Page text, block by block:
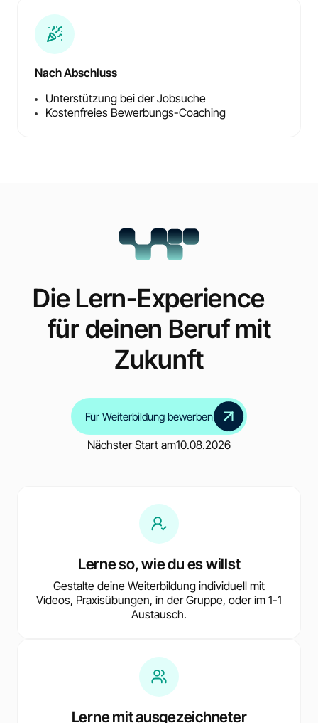
Nach Abschluss
Unterstützung bei der Jobsuche
Kostenfreies Bewerbungs-Coaching
Die Lern-Experience
für deinen Beruf mit
Zukunft
Für Weiterbildung bewerben
Nächster Start am10.08.2026
Lerne so, wie du es willst
Gestalte deine Weiterbildung individuell mit
Videos, Praxisübungen, in der Gruppe, oder im 1-1
Austausch.
Lerne mit ausgezeichneter